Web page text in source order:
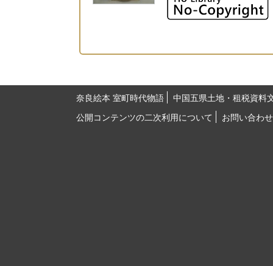
奈良絵本 室町時代物語
中国五県土地・租税資料
公開コンテンツの二次利用について
お問い合わせ